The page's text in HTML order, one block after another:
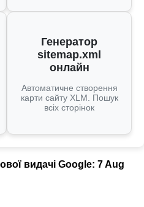
Генератор
sitemap.xml
онлайн
Автоматичне створення
карти сайту XLM. Пошук
всіх сторінок
видачі Google: 7 Aug